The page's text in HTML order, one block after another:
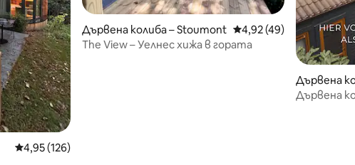
Средна оценка: 4,95 от 5, 126 отзива
4,95 (126)
Дървена колиба – Stoumont Средна оценка: 4,92
4,92 (49)
The View – Уелнес хижа в гората
Дървена
Дървена